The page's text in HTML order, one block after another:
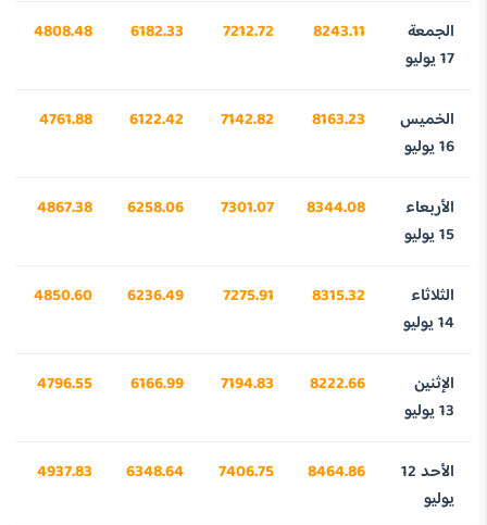
الجمعة
17 يوليو
8243.11
7212.72
6182.33
4808.48
الخميس
16 يوليو
8163.23
7142.82
6122.42
4761.88
الأربعاء
15 يوليو
8344.08
7301.07
6258.06
4867.38
الثلاثاء
14 يوليو
8315.32
7275.91
6236.49
4850.60
الإثنين
13 يوليو
8222.66
7194.83
6166.99
4796.55
الأحد 12
يوليو
8464.86
7406.75
6348.64
4937.83